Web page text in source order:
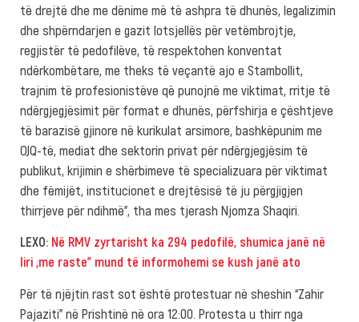
të drejtë dhe me dënime më të ashpra të dhunës, legalizimin
dhe shpërndarjen e gazit lotsjellës për vetëmbrojtje,
regjistër të pedofilëve, të respektohen konventat
ndërkombëtare, me theks të veçantë ajo e Stambollit,
trajnim të profesionistëve që punojnë me viktimat, rritje të
ndërgjegjësimit për format e dhunës, përfshirja e çështjeve
të barazisë gjinore në kurikulat arsimore, bashkëpunim me
OJQ-të, mediat dhe sektorin privat për ndërgjegjësim të
publikut, krijimin e shërbimeve të specializuara për viktimat
dhe fëmijët, institucionet e drejtësisë të ju përgjigjen
thirrjeve për ndihmë”, tha mes tjerash Njomza Shaqiri.
LEXO: Në RMV zyrtarisht ka 294 pedofilë, shumica janë në
liri „me raste” mund të informohemi se kush janë ato
Për të njëjtin rast sot është protestuar në sheshin “Zahir
Pajaziti” në Prishtinë në ora 12:00. Protesta u thirr nga